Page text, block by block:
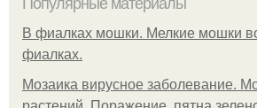
Популярные материалы
В фиалках мошки. Мелкие мошки
фиалках.
Мозаика вирусное заболевание.